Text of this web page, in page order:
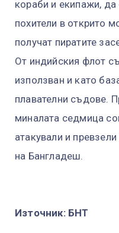
кораби и екипажи,
похители в открито
получат пиратите
От индийския флот
използван и като
плавателни съдове.
миналата седмица
атакували и
на Бангладеш.
Източник: БНТ